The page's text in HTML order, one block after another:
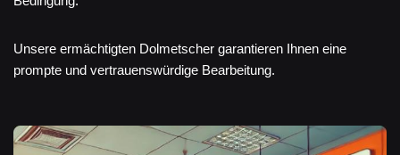
Unsere ermächtigten Dolmetscher garantieren Ihnen eine
prompte und vertrauenswürdige Bearbeitung.